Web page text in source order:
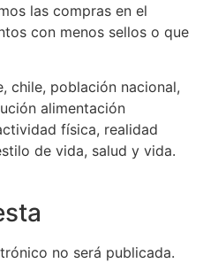
las compras en el
con menos sellos o que
chile, población nacional,
alimentación
física, realidad
de vida, salud y vida.
no será publicada.